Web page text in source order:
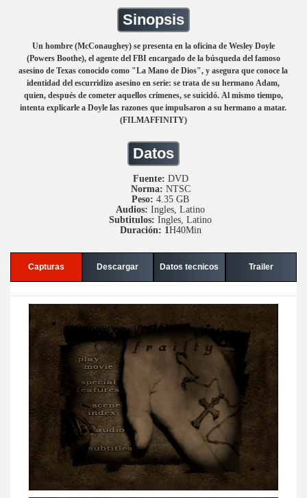
Sinopsis
Un hombre (McConaughey) se presenta en la oficina de Wesley Doyle
(Powers Boothe), el agente del FBI encargado de la búsqueda del famoso
asesino de Texas conocido como "La Mano de Dios", y asegura que conoce la
identidad del escurridizo asesino en serie: se trata de su hermano Adam,
quien, después de cometer aquellos crímenes, se suicidó. Al mismo tiempo,
intenta explicarle a Doyle las razones que impulsaron a su hermano a matar.
(FILMAFFINITY)
Datos
Fuente: DVD
Norma: NTSC
Peso: 4.35 GB
Audios: Ingles, Latino
Subtitulos: Ingles, Latino
Duración: 1H40Min
Capturas Descargar Datos tecnicos Trailer